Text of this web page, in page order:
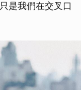
是我們在交叉口